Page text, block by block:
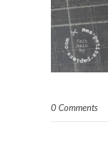
0 Comments